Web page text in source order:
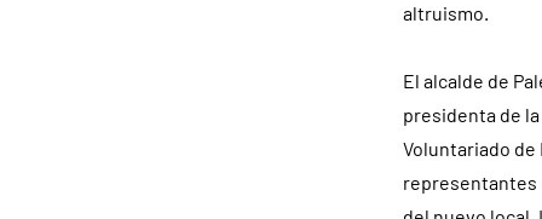
altruismo.
El alcalde de
presidenta de
Voluntariado de
representantes